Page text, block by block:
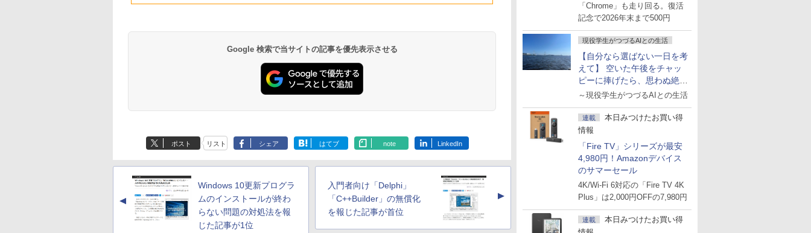
「Chrome」も走り回る。復活
記念で2026年末まで500円
現役学生がつづるAIとの生活
【自分なら選ばない一日を考
えて】 空いた午後をチャッ
ピーに捧げたら、思わぬ絶景
に出会った話
～現役学生がつづるAIとの生活
連載
本日みつけたお買い得
情報
「Fire TV」シリーズが最安
4,980円！Amazonデバイス
のサマーセール
4K/Wi-Fi 6対応の「Fire TV 4K
Plus」は2,000円OFFの7,980円
連載
本日みつけたお買い得
ユニファイドメモ
ドメモリ、1TB SSD
ド、Touch ID - ミッ
ドナイト
のAIコーディング入
し
ブラック
年発売)
イト
Google 検索で当サイトの記事を優先表示させる
ポスト リスト シェア はてブ note LinkedIn
▲
Windows 10更新プログラ
ムのインストールが終わ
らない問題の対処法を報
じた記事が1位
入門者向け「Delphi」
「C++Builder」の無償化
を報じた記事が首位
▲